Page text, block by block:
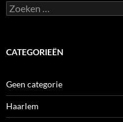
Zoeken
naar:
CATEGORIEËN
Geen categorie
Haarlem